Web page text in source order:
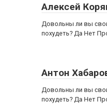
Алексей
Довольны ли вы
похудеть? Да Нет
Антон
Довольны ли вы
похудеть? Да Нет